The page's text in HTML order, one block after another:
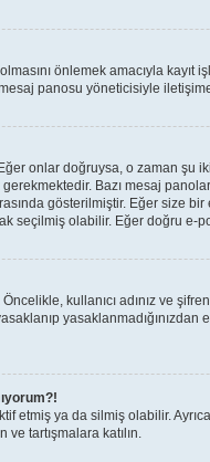
önlemek amacıyla kayıt
panosu yöneticisiyle
onlar doğruysa, o zaman
Bazı mesaj
gösterilmiştir. Eğer size
seçilmiş olabilir. Eğer doğru
kullanıcı adınız ve
etmiş ya da silmiş olabilir.
tartışmalara katılın.